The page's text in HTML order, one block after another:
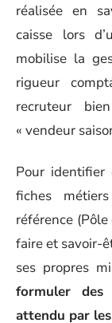
réalisée en
caisse lors
mobilise la
rigueur
recruteur
« vendeur
Pour identifier
fiches
référence
faire et savoir-
ses propres
formuler des
attendu par